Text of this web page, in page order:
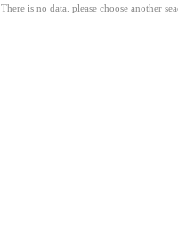
There is no data. please choose another